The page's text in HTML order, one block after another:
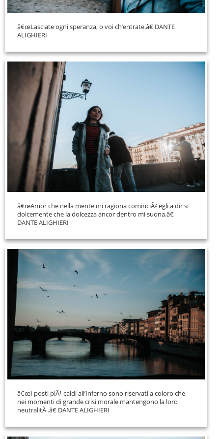
â€œLasciate ogni speranza, o voi ch’entrate.â€ DANTE
ALIGHIERI
â€œAmor che nella mente mi ragiona cominciÃ² egli a dir si
dolcemente che la dolcezza ancor dentro mi suona.â€
DANTE ALIGHIERI
â€œI posti piÃ¹ caldi all’Inferno sono riservati a coloro che
nei momenti di grande crisi morale mantengono la loro
neutralitÃ .â€ DANTE ALIGHIERI